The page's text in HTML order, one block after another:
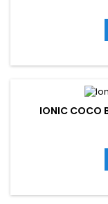
IONIC COCO